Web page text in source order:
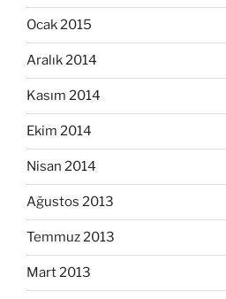
Ocak 2015
Aralık 2014
Kasım 2014
Ekim 2014
Nisan 2014
Ağustos 2013
Temmuz 2013
Mart 2013